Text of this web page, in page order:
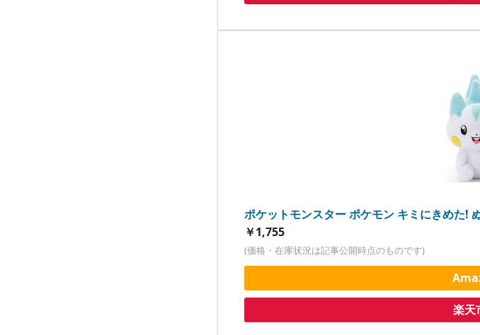
ポケットモンスター ポケモン キミにきめた!
￥1,755
(価格・在庫状況は記事公開時点のものです)
楽天